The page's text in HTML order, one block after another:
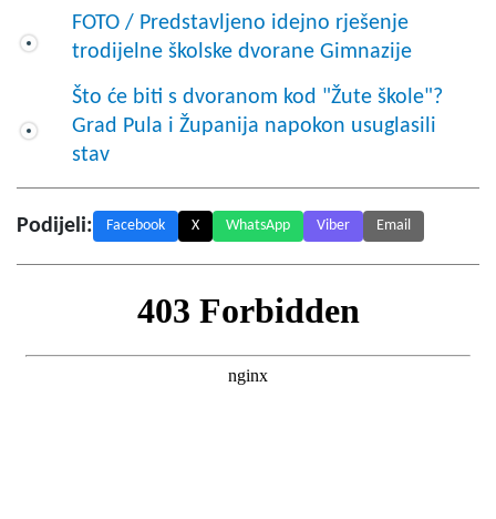
FOTO / Predstavljeno idejno rješenje
trodijelne školske dvorane Gimnazije
Što će biti s dvoranom kod "Žute škole"?
Grad Pula i Županija napokon usuglasili
stav
Podijeli: Facebook X WhatsApp Viber Email